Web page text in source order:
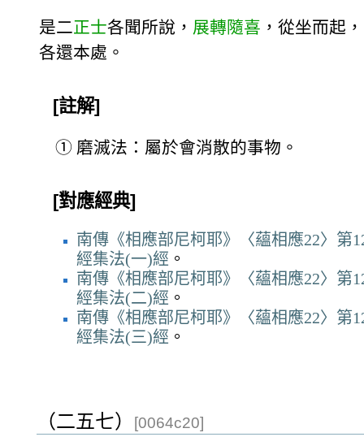
是二正士各聞所說， 展轉隨喜 ，從坐而起，
各還本處。
[註解]
① 磨滅法：屬於會消散的事物。
[對應經典]
南傳《相應部尼柯耶》〈蘊相應22〉第
經集法(一)經 。
南傳《相應部尼柯耶》〈蘊相應22〉第
經集法(二)經 。
南傳《相應部尼柯耶》〈蘊相應22〉第
經集法(三)經 。
（二五七） [0064c20]